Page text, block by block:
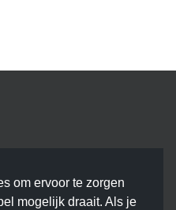
om ervoor te zorgen
mogelijk draait. Als je